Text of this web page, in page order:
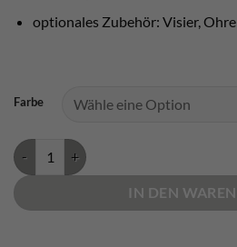
optionales Zubehör: Visier,
Farbe
Kong Leef Kletterhelm Menge
IN DEN